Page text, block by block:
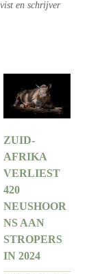
en schrijver
ZUID-
AFRIKA
VERLIEST
420
NEUSHOOR
NS AAN
STROPERS
IN 2024